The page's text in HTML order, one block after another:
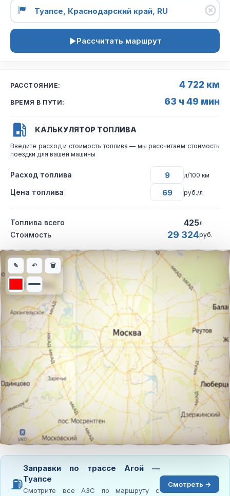
Рассчитать маршрут
РАССТОЯНИЕ: 4 722 км
ВРЕМЯ В ПУТИ: 63 ч 49 мин
КАЛЬКУЛЯТОР ТОПЛИВА
Введите расход и стоимость топлива — мы рассчитаем стоимость
поездки для вашей машины
Расход топлива л/100 км
Цена топлива руб./л
Топлива всего 425л
Стоимость 29 324руб.
Интерактивная карта автомобильного маршрута из города
✎ ↶ 🗑
⛽
Заправки по трассе Агой —
Туапсе
Смотрите все АЗС по маршруту с
Смотреть →